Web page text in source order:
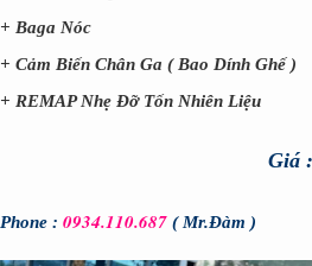
+ Baga Nóc
+ Cảm Biến Chân Ga ( Bao Dính Ghế )
+ REMAP Nhẹ Đỡ Tốn Nhiên Liệu
Giá
Phone : 0934.110.687 ( Mr.Đàm )